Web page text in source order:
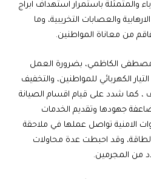
والمتمثلة باستمرار استهداف ابراج
والعصابات التخريبية، وما
من معاناة المواطنين.
الكاظمي، بضرورة العمل
الكهربائي للمواطنين، والتخفيف
كما شدد على قيام اقسام الصيانة
جهودها وتقديم الخدمات
الامنية تواصل عملها في ملاحقة
وقد احبطت عدة محاولات
من المجرمين.